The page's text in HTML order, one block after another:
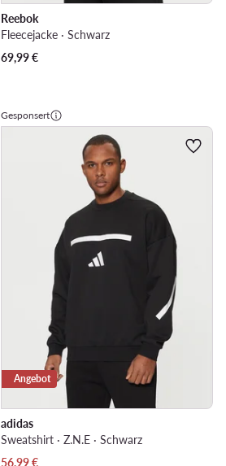
Reebok
Fleecejacke · Schwarz
69,99€
Gesponsert
Angebot
adidas
Sweatshirt · Z.N.E · Schwarz
Aktueller Preis
56,99€